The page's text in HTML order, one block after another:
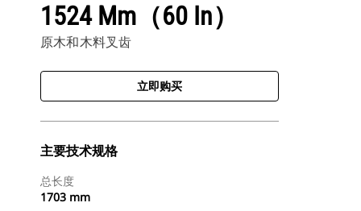
1524 Mm（60 In）
原木和木料叉齿
立即购买
主要技术规格
总长度
1703 mm